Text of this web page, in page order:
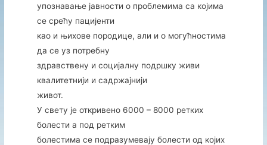
упознавање јавности о проблемима са којима
се срећу пацијенти
као и њихове породице, али и о могућностима
да се уз потребну
здравствену и социјалну подршку живи
квалитетнији и садржајнији
живот.
У свету је откривено 6000 – 8000 ретких
болести а под ретким
болестима се подразумевају болести од којих